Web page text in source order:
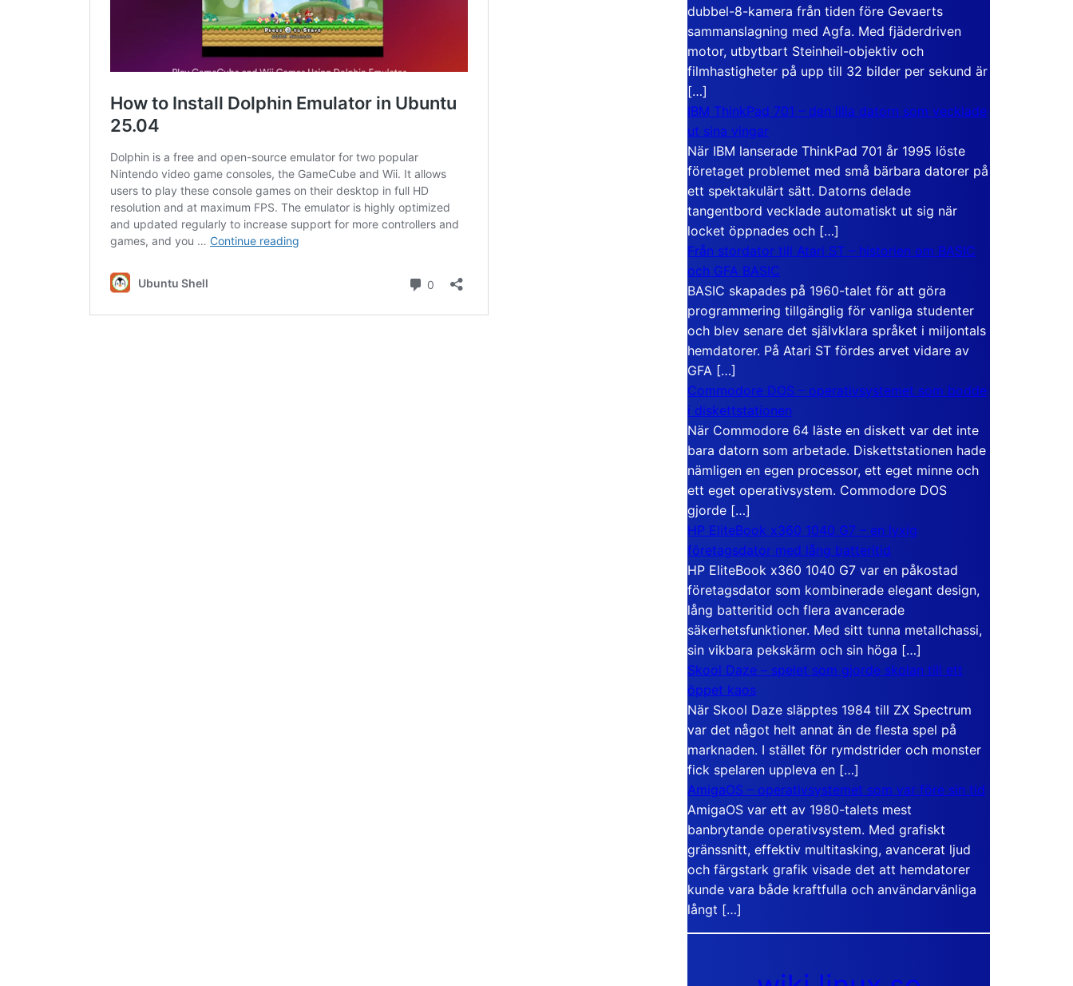
dubbel-8-kamera från tiden före Gevaerts
sammanslagning med Agfa. Med fjäderdriven
motor, utbytbart Steinheil-objektiv och
filmhastigheter på upp till 32 bilder per sekund är
[…]
IBM ThinkPad 701 – den lilla datorn som vecklade
ut sina vingar
När IBM lanserade ThinkPad 701 år 1995 löste
företaget problemet med små bärbara datorer på
ett spektakulärt sätt. Datorns delade
tangentbord vecklade automatiskt ut sig när
locket öppnades och […]
Från stordator till Atari ST – historien om BASIC
och GFA BASIC
BASIC skapades på 1960-talet för att göra
programmering tillgänglig för vanliga studenter
och blev senare det självklara språket i miljontals
hemdatorer. På Atari ST fördes arvet vidare av
GFA […]
Commodore DOS – operativsystemet som bodde
i diskettstationen
När Commodore 64 läste en diskett var det inte
bara datorn som arbetade. Diskettstationen hade
nämligen en egen processor, ett eget minne och
ett eget operativsystem. Commodore DOS
gjorde […]
HP EliteBook x360 1040 G7 – en lyxig
företagsdator med lång batteritid
HP EliteBook x360 1040 G7 var en påkostad
företagsdator som kombinerade elegant design,
lång batteritid och flera avancerade
säkerhetsfunktioner. Med sitt tunna metallchassi,
sin vikbara pekskärm och sin höga […]
Skool Daze – spelet som gjorde skolan till ett
öppet kaos
När Skool Daze släpptes 1984 till ZX Spectrum
var det något helt annat än de flesta spel på
marknaden. I stället för rymdstrider och monster
fick spelaren uppleva en […]
AmigaOS – operativsystemet som var före sin tid
AmigaOS var ett av 1980-talets mest
banbrytande operativsystem. Med grafiskt
gränssnitt, effektiv multitasking, avancerat ljud
och färgstark grafik visade det att hemdatorer
kunde vara både kraftfulla och användarvänliga
långt […]